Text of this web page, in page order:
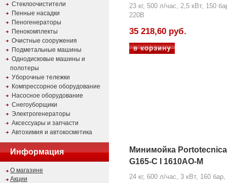
Стеклоочистители
Пенные насадки
Пеногенераторы
Пенокомплекты
Очистные сооружения
Подметальные машины
Однодисковые машины и
полотеры
Уборочные тележки
Компрессорное оборудование
Насосное оборудование
Снегоуборщики
Электрогенераторы
Аксессуары и запчасти
Автохимия и автокосметика
Информация
О магазине
Акции
23 кг, 500 л/час, 2,5 кВт, 150
220В
35 218,60 руб.
Минимойка Portotecnica
G165-C I 1610AO-M
24 кг, 600 л/час, 3 кВт, 160